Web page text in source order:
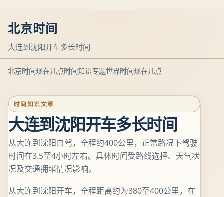
北京时间
大连到沈阳开车多长时间
北京时间现在几点时间知识专题世界时间现在几点
时间知识文章
大连到沈阳开车多长时间
从大连到沈阳自驾，全程约400公里，正常路况下驾驶
时间在3.5至4小时左右。具体时间受路线选择、天气状
况及交通拥堵情况影响。
从大连到沈阳开车，全程距离约为380至400公里，在